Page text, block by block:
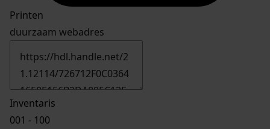
Printen
duurzaam webadres
Inventaris
001 - 100